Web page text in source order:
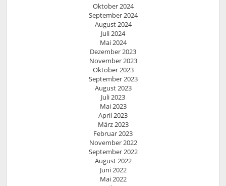
Oktober 2024
September 2024
August 2024
Juli 2024
Mai 2024
Dezember 2023
November 2023
Oktober 2023
September 2023
August 2023
Juli 2023
Mai 2023
April 2023
März 2023
Februar 2023
November 2022
September 2022
August 2022
Juni 2022
Mai 2022